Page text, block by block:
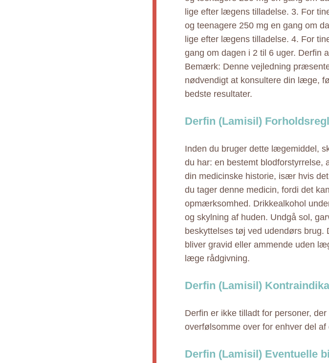
lige efter lægens tilladelse. 3. For
og teenagere 250 mg en gang om
lige efter lægens tilladelse. 4. For
gang om dagen i 2 til 6 uger. Derfin
Bemærk: Denne vejledning
nødvendigt at konsultere din læge,
bedste resultater.
Derfin (Lamisil)
Inden du bruger dette lægemiddel,
du har: en bestemt
din medicinske historie, især hvis
du tager denne medicin, fordi det
opmærksomhed. Drikkealkohol
og skylning af huden. Undgå sol,
beskyttelses tøj ved udendørs
bliver gravid eller ammende uden
læge rådgivning.
Derfin (Lamisil)
Derfin er ikke tilladt for personer,
overfølsomme over for enhver del af
Derfin (Lamisil) Eventuelle